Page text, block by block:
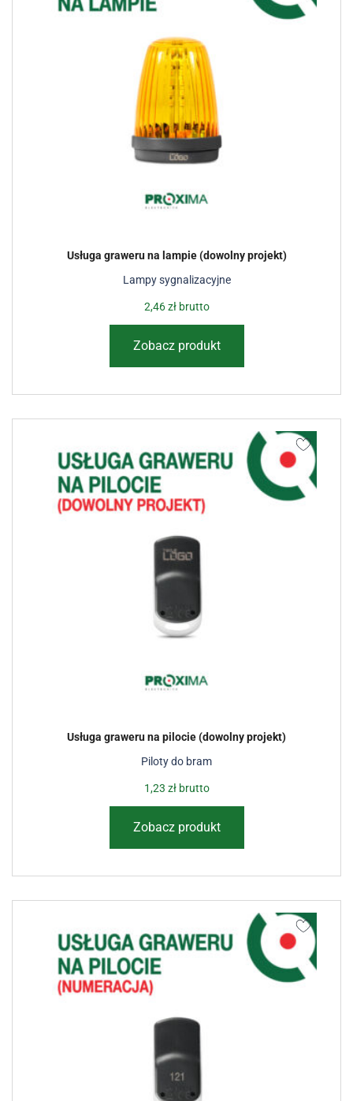
Lampy sygnalizacyjne
Usługa graweru na lampie (dowolny projekt)
2,46złbrutto
Zobacz produkt
Piloty do bram
Usługa graweru na pilocie (dowolny projekt)
1,23 złbrutto
Zobacz produkt